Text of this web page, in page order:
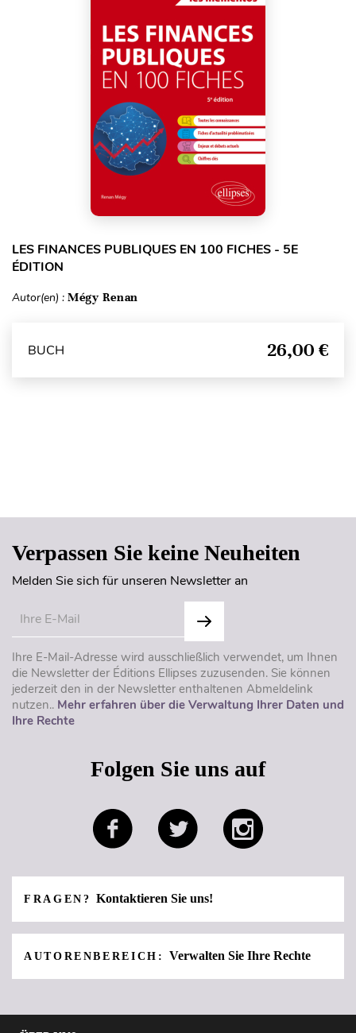
LES FINANCES PUBLIQUES EN 100 FICHES - 5E
ÉDITION
Autor(en) : Mégy Renan
BUCH 26,00 €
Verpassen Sie keine Neuheiten
Melden Sie sich für unseren Newsletter an
Ihre E-Mail-Adresse wird ausschließlich verwendet, um Ihnen
die Newsletter der Éditions Ellipses zuzusenden. Sie können
jederzeit den in der Newsletter enthaltenen Abmeldelink
nutzen.. Mehr erfahren über die Verwaltung Ihrer Daten und
Ihre Rechte
Folgen Sie uns auf
FRAGEN?Kontaktieren Sie uns!
AUTORENBEREICH: Verwalten Sie Ihre Rechte